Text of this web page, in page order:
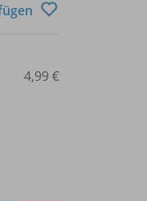
4,99 €